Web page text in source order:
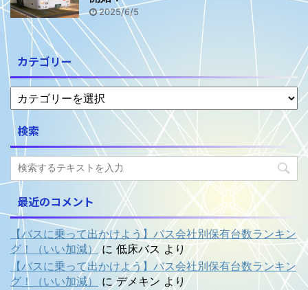
2025/6/5
カテゴリー
検索
最近のコメント
【バスに乗って出かけよう】バス会社別保有台数ランキン
グ！（いい加減）に 低床バス より
【バスに乗って出かけよう】バス会社別保有台数ランキン
グ！（いい加減）
にデメキン より